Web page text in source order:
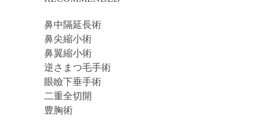
鼻中隔延長術
鼻尖縮小術
鼻翼縮小術
逆さまつ毛手術
眼瞼下垂手術
二重全切開
豊胸術